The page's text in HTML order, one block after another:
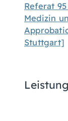
Referat
Medizin
Stuttgart]